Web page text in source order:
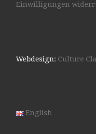
Einwilligungen
Webdesign: Culture
English